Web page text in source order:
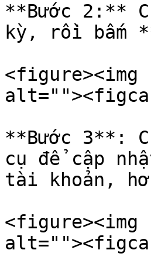
**Bước 2:**
kỳ, rồi bấm
<figure><img
**Bước 3**:
cụ để cập
tài khoản,
<figure><img